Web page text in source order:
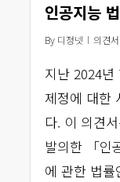
인공지능
By 디정넷 의견서
지난 2024년
제정에 대한
다. 이 의견
발의한 「인
에 관한 법